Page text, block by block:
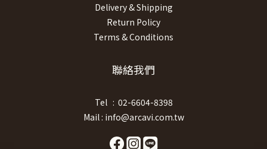
Delivery & Shipping
Return Policy
Terms & Conditions
聯絡我們
Tel : 02-6604-8398
Mail : info@arcavi.com.tw